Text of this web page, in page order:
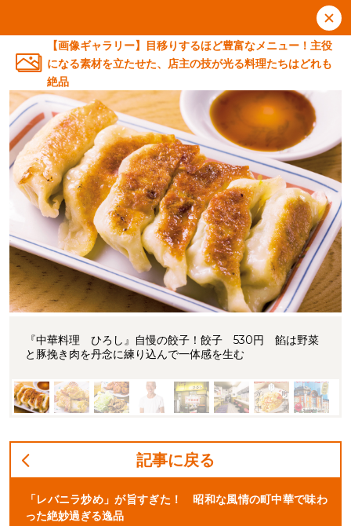
【画像ギャラリー】目移りするほど豊富なメニュー！主役
になる素材を立たせた、店主の技が光る料理たちはどれも
絶品
『中華料理 ひろし』自慢の餃子！餃子 530円 餡は野菜
と豚挽き肉を丹念に練り込んで一体感を生む
記事に戻る
「レバニラ炒め」が旨すぎた！ 昭和な風情の町中華で味わ
った絶妙過ぎる逸品